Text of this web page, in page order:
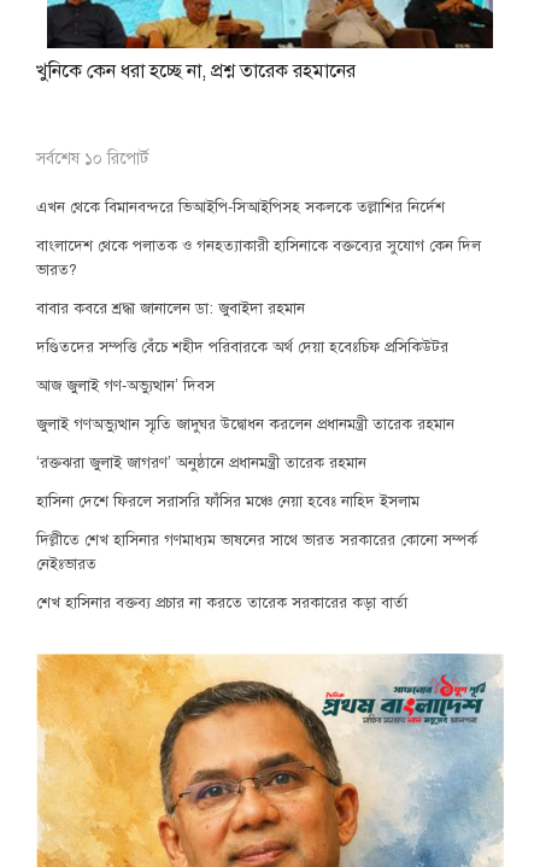
খুনিকে কেন ধরা হচ্ছে না, প্রশ্ন তারেক রহমানের
সর্বশেষ ১০ রিপোর্ট
এখন থেকে বিমানবন্দরে ভিআইপি-সিআইপিসহ সকলকে তল্লাশির নির্দেশ
বাংলাদেশ থেকে পলাতক ও গনহত্যাকারী হাসিনাকে বক্তব্যের সুযোগ কেন দিল
ভারত?
বাবার কবরে শ্রদ্ধা জানালেন ডা: জুবাইদা রহমান
দণ্ডিতদের সম্পত্তি বেঁচে শহীদ পরিবারকে অর্থ দেয়া হবেঃচিফ প্রসিকিউটর
আজ জুলাই গণ-অভ্যুত্থান’ দিবস
জুলাই গণঅভ্যুত্থান স্মৃতি জাদুঘর উদ্বোধন করলেন প্রধানমন্ত্রী তারেক রহমান
‘রক্তঝরা জুলাই জাগরণ’ অনুষ্ঠানে প্রধানমন্ত্রী তারেক রহমান
হাসিনা দেশে ফিরলে সরাসরি ফাঁসির মঞ্চে নেয়া হবেঃ নাহিদ ইসলাম
দিল্লীতে শেখ হাসিনার গণমাধ্যম ভাষনের সাথে ভারত সরকারের কোনো সম্পর্ক
নেইঃভারত
শেখ হাসিনার বক্তব্য প্রচার না করতে তারেক সরকারের কড়া বার্তা